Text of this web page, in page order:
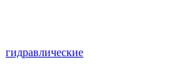
гидравлические